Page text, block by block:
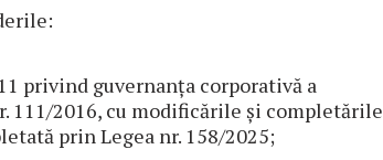
privind guvernanța corporativă a
111/2016, cu modificările și completările
prin Legea nr. 158/2025;